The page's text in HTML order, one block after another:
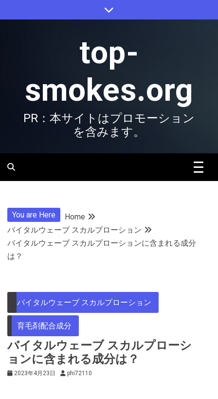
to
top-
smokes.org
PR：本サイトはプロモーション
を含みます。
You are Here
Home
バイタルウェーブ スカルプローション
バイタルウェーブ スカルプローションに含まれる成分
は？
バイタルウェーブ スカルプローション
育毛剤配合成分
バイタルウェーブ スカルプローシ
ョンに含まれる成分は？
2023年4月23日 phi72110